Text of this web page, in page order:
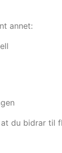
annet:
du bidrar til